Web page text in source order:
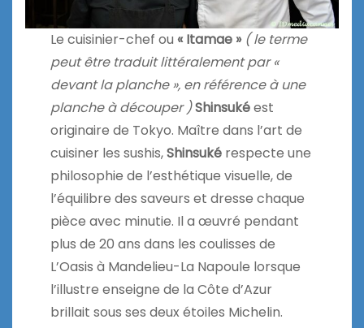
Le cuisinier-chef ou « Itamae » ( le terme
peut être traduit littéralement par «
devant la planche », en référence à une
planche à découper )Shinsukéest
originaire de Tokyo. Maître dans l’art de
cuisiner les sushis,Shinsukérespecte une
philosophie de l’esthétique visuelle, de
l’équilibre des saveurs et dresse chaque
pièce avec minutie. Il a œuvré pendant
plus de 20 ans dans les coulisses de
L’Oasis à Mandelieu-La Napoule lorsque
l’illustre enseigne de la Côte d’Azur
brillait sous ses deux étoiles Michelin.